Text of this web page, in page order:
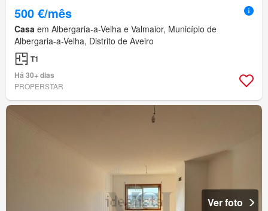
500 €/mês
Casa em Albergaria-a-Velha e Valmaior, Município de
Albergaria-a-Velha, Distrito de Aveiro
T1
Há 30+ dias
PROPERSTAR
Ver foto